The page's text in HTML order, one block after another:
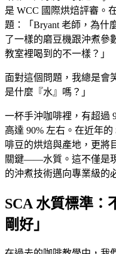
是 WCC 國際烘焙評審。
題：「Bryant 老師，為什
了一樣的磨豆機跟沖煮參
教室裡喝到的不一樣？」
面對這個問題，我總是會
是什麼『水』嗎？」
一杯手沖咖啡裡，有超過
高達 90% 左右。在近年的
啡豆的烘焙與產地，更將
關鍵——水質。這不僅是
的沖煮技術邁向專業級的
SCA 水質標準：
剛好」